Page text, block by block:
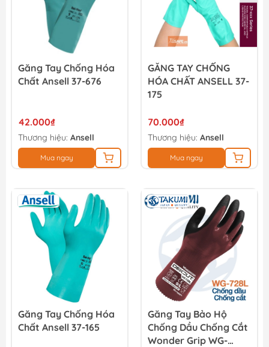
Găng Tay Chống Hóa
Chất Ansell 37-676
42.000₫
Thương hiệu: Ansell
Mua ngay
GĂNG TAY CHỐNG
HÓA CHẤT ANSELL 37-
175
70.000₫
Thương hiệu: Ansell
Mua ngay
Găng Tay Chống Hóa
Chất Ansell 37-165
Găng Tay Bảo Hộ
Chống Dầu Chống Cắt
Wonder Grip WG-